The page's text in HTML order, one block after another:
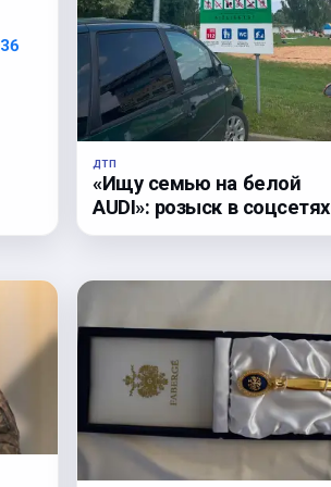
36
ДТП
«Ищу семью на белой
AUDI»: розыск в соцсетях